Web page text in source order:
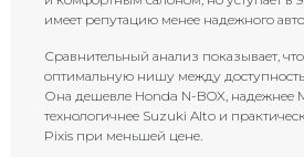
имеет репутацию менее надежного
Сравнительный анализ показывает,
оптимальную нишу между
Она дешевле Honda N-BOX, надежнее
технологичнее Suzuki Alto и
Pixis при меньшей цене.